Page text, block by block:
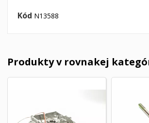
Kód N13588
Produkty v rovnakej